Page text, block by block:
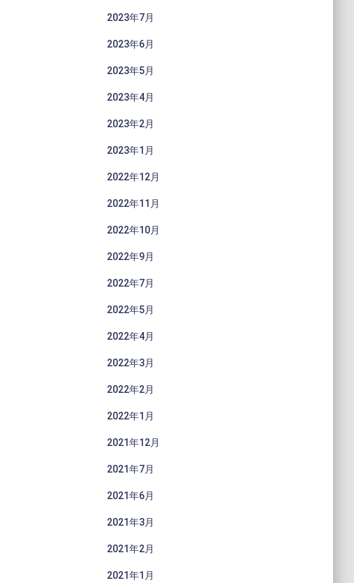
2023年7月
2023年6月
2023年5月
2023年4月
2023年2月
2023年1月
2022年12月
2022年11月
2022年10月
2022年9月
2022年7月
2022年5月
2022年4月
2022年3月
2022年2月
2022年1月
2021年12月
2021年7月
2021年6月
2021年3月
2021年2月
2021年1月